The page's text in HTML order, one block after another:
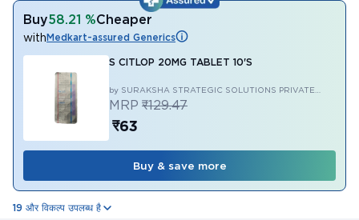
Buy58.21 %Cheaper
withMedkart-assured Generics
S CITLOP 20MG TABLET 10'S
by SURAKSHA STRATEGIC SOLUTIONS PRIVATE
LIMITED
MRP ₹129.47
₹63
Buy & save more
19 और विकल्प उपलब्ध है